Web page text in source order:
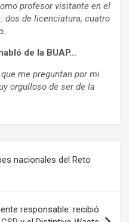
profesor visitante en el
dos de licenciatura, cuatro
de la BUAP…
me preguntan por mi
orgulloso de ser de la
nacionales del Reto
responsable: recibió